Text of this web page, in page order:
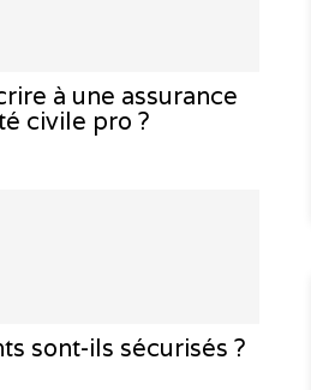
à une assurance
civile pro ?
sont-ils sécurisés ?